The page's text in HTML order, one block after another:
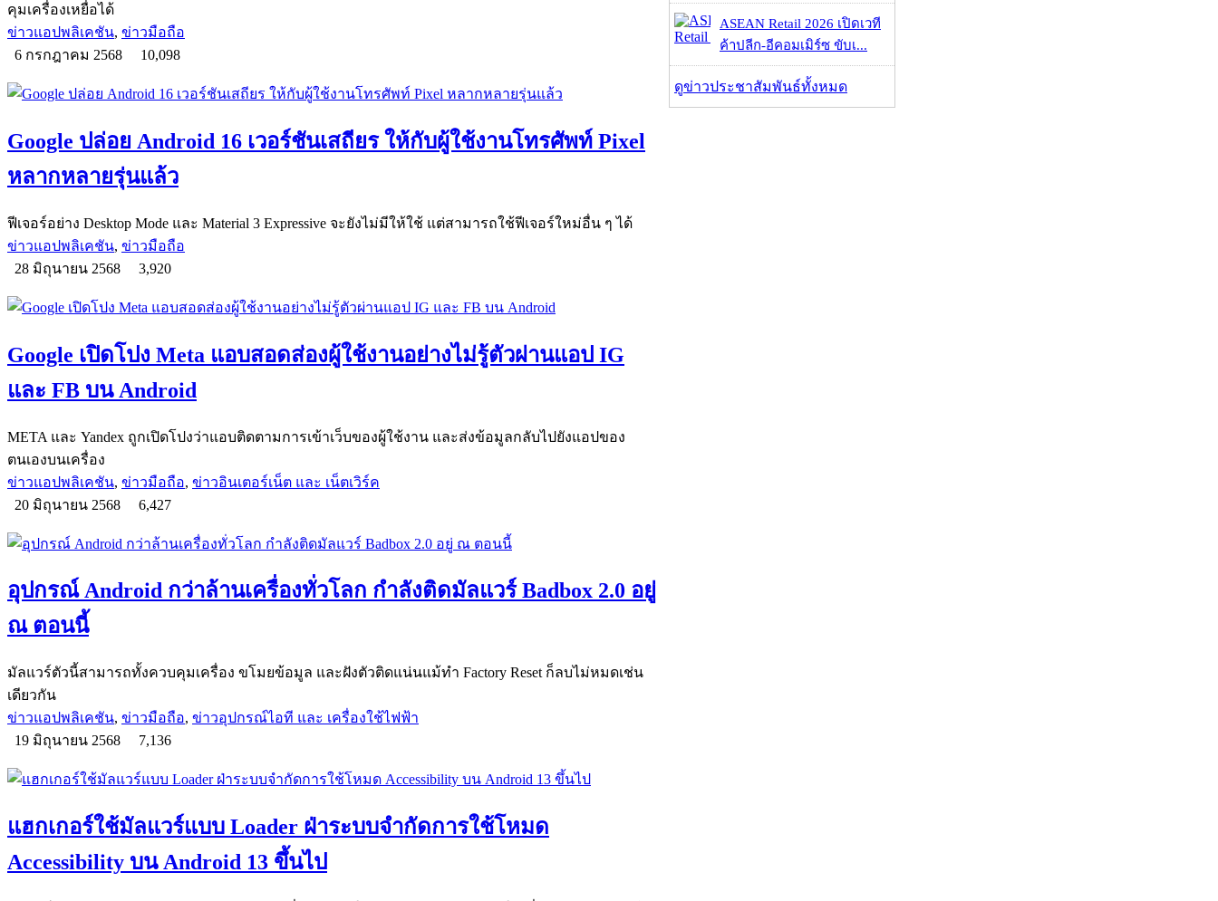
คุมเครื่องเหยื่อได้
ข่าวแอปพลิเคชัน, ข่าวมือถือ
6 กรกฎาคม 2568
10,098
Google ปล่อย Android 16 เวอร์ชันเสถียร ให้กับผู้ใช้งานโทรศัพท์ Pixel
หลากหลายรุ่นแล้ว
ฟีเจอร์อย่าง Desktop Mode และ Material 3 Expressive จะยังไม่มีให้ใช้ แต่สามารถใช้ฟีเจอร์ใหม่อื่น ๆ ได้
ข่าวแอปพลิเคชัน, ข่าวมือถือ
28 มิถุนายน 2568
3,920
Google เปิดโปง Meta แอบสอดส่องผู้ใช้งานอย่างไม่รู้ตัวผ่านแอป IG
และ FB บน Android
META และ Yandex ถูกเปิดโปงว่าแอบติดตามการเข้าเว็บของผู้ใช้งาน และส่งข้อมูลกลับไปยังแอปของ
ตนเองบนเครื่อง
ข่าวแอปพลิเคชัน, ข่าวมือถือ, ข่าวอินเตอร์เน็ต และ เน็ตเวิร์ค
20 มิถุนายน 2568
6,427
อุปกรณ์ Android กว่าล้านเครื่องทั่วโลก กำลังติดมัลแวร์ Badbox 2.0 อยู่
ณ ตอนนี้
มัลแวร์ตัวนี้สามารถทั้งควบคุมเครื่อง ขโมยข้อมูล และฝังตัวติดแน่นแม้ทำ Factory Reset ก็ลบไม่หมดเช่น
เดียวกัน
ข่าวแอปพลิเคชัน, ข่าวมือถือ, ข่าวอุปกรณ์ไอที และ เครื่องใช้ไฟฟ้า
19 มิถุนายน 2568
7,136
แฮกเกอร์ใช้มัลแวร์แบบ Loader ฝ่าระบบจำกัดการใช้โหมด
Accessibility บน Android 13 ขึ้นไป
ASEAN Retail 2026 เปิดเวที
ค้าปลีก-อีคอมเมิร์ซ ขับเ...
ดูข่าวประชาสัมพันธ์ทั้งหมด